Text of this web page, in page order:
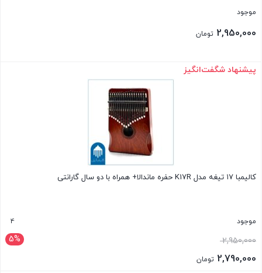
موجود
2,950,000 تومان
بستن
پیشنهاد شگفت‌انگیز
کالیمبا ۱۷ تیغه مدل K17R حفره ماندالا+ همراه با دو سال گارانتی
موجود 4
5% 2,950,000
2,790,000 تومان